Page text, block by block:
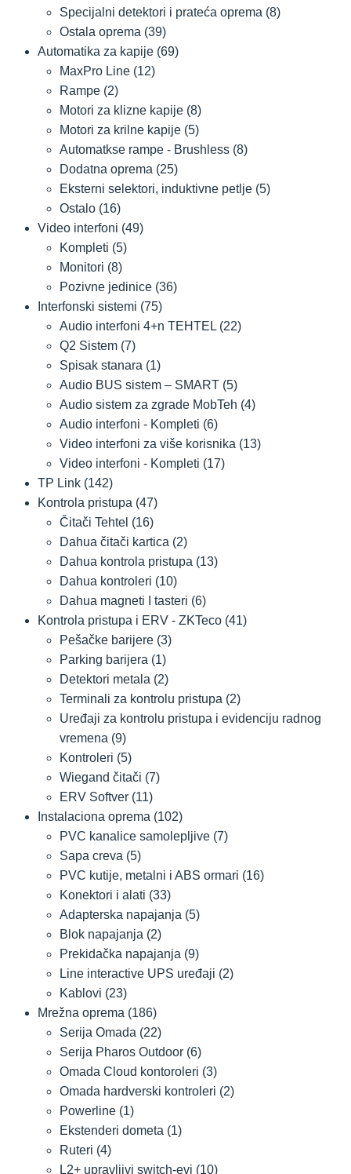
Specijalni detektori i prateća oprema (8)
Ostala oprema (39)
Automatika za kapije (69)
MaxPro Line (12)
Rampe (2)
Motori za klizne kapije (8)
Motori za krilne kapije (5)
Automatkse rampe - Brushless (8)
Dodatna oprema (25)
Eksterni selektori, induktivne petlje (5)
Ostalo (16)
Video interfoni (49)
Kompleti (5)
Monitori (8)
Pozivne jedinice (36)
Interfonski sistemi (75)
Audio interfoni 4+n TEHTEL (22)
Q2 Sistem (7)
Spisak stanara (1)
Audio BUS sistem – SMART (5)
Audio sistem za zgrade MobTeh (4)
Audio interfoni - Kompleti (6)
Video interfoni za više korisnika (13)
Video interfoni - Kompleti (17)
TP Link (142)
Kontrola pristupa (47)
Čitači Tehtel (16)
Dahua čitači kartica (2)
Dahua kontrola pristupa (13)
Dahua kontroleri (10)
Dahua magneti I tasteri (6)
Kontrola pristupa i ERV - ZKTeco (41)
Pešačke barijere (3)
Parking barijera (1)
Detektori metala (2)
Terminali za kontrolu pristupa (2)
Uređaji za kontrolu pristupa i evidenciju radnog
vremena (9)
Kontroleri (5)
Wiegand čitači (7)
ERV Softver (11)
Instalaciona oprema (102)
PVC kanalice samolepljive (7)
Sapa creva (5)
PVC kutije, metalni i ABS ormari (16)
Konektori i alati (33)
Adapterska napajanja (5)
Blok napajanja (2)
Prekidačka napajanja (9)
Line interactive UPS uređaji (2)
Kablovi (23)
Mrežna oprema (186)
Serija Omada (22)
Serija Pharos Outdoor (6)
Omada Cloud kontoroleri (3)
Omada hardverski kontroleri (2)
Powerline (1)
Ekstenderi dometa (1)
Ruteri (4)
L2+ upravljivi switch-evi (10)